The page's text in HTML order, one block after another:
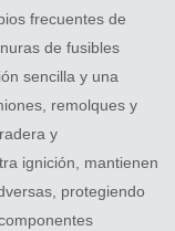
frecuentes de
de fusibles
sencilla y una
remolques y
y
ignición, mantienen
protegiendo